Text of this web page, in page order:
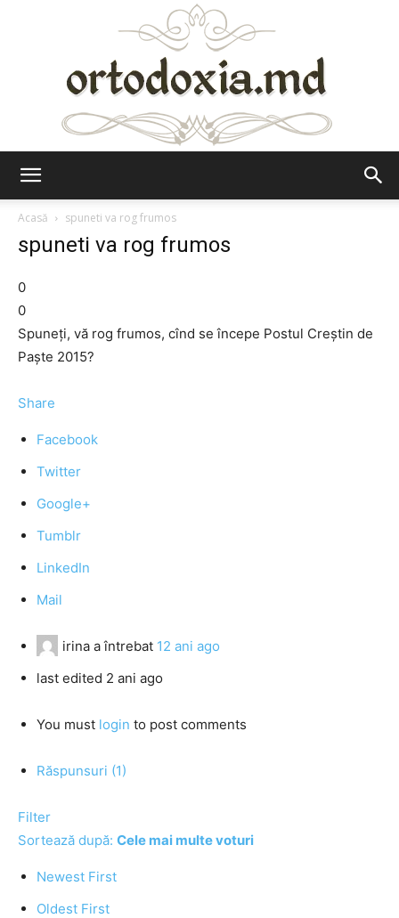
Acasă
spuneti va rog frumos
spuneti va rog frumos
0
0
Spuneți, vă rog frumos, cînd se începe Postul Creștin de
Paște 2015?
Share
Facebook
Twitter
Google+
Tumblr
LinkedIn
Mail
irina a întrebat 12 ani ago
last edited 2 ani ago
You must login to post comments
Răspunsuri (1)
Filter
Sortează după: Cele mai multe voturi
Newest First
Oldest First